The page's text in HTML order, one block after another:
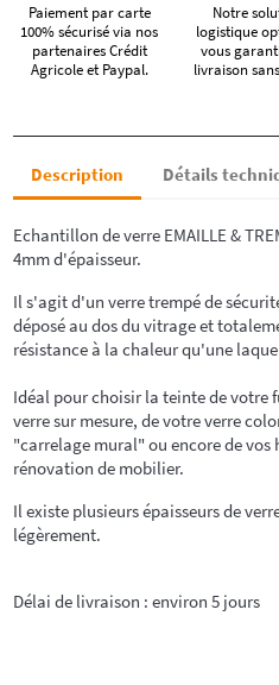
Paiement par carte
100% sécurisé via nos
partenaires Crédit
Agricole et Paypal.
Notre
logistique
vous
livraison
Description Détails
Echantillon de verre EMAILLE &
4mm d'épaisseur.
Il s'agit d'un verre trempé de
déposé au dos du vitrage et
résistance à la chaleur qu'une
Idéal pour choisir la teinte de votre
verre sur mesure, de votre verre
"carrelage mural" ou encore de vos
rénovation de mobilier.
Il existe plusieurs épaisseurs de
légèrement.
Délai de livraison : environ 5 jours